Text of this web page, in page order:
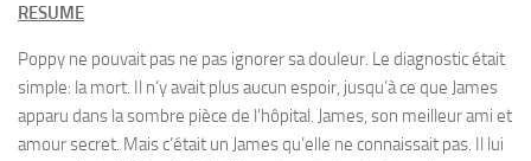
RESUME
Poppy ne pouvait pas ne pas ignorer sa douleur. Le diagnostic était
simple: la mort. Il n’y avait plus aucun espoir, jusqu’à ce que James
apparu dans la sombre pièce de l’hôpital. James, son meilleur ami et
amour secret. Mais c’était un James qu’elle ne connaissait pas. Il lui